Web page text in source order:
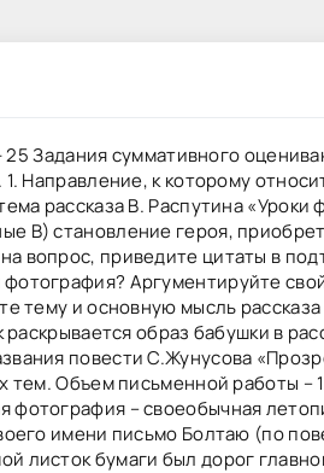
Задания суммативного
Направление, к которому
рассказа В. Распутина «Уроки
B) становление героя,
вопрос, приведите цитаты в
Аргументируйте
тему и основную мысль
образ бабушки в
повести С.Жунусова
Объем письменной работы –
фотография – своеобычная
имени письмо Болтаю (по
листок бумаги был дорог